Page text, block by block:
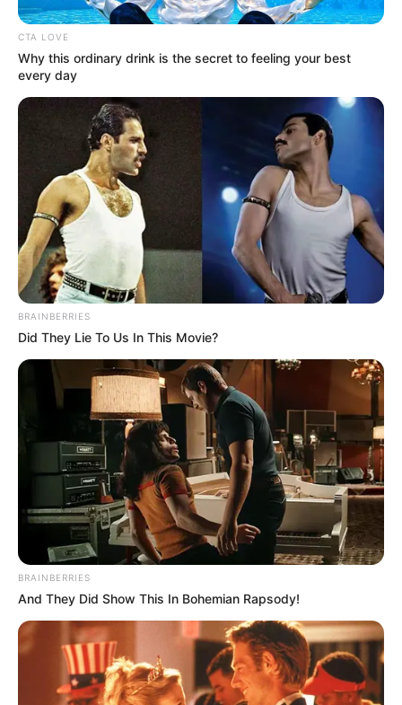
Ο «Μαύρος Ιππότης» ο εξωγήινος
δορυφόρος σε τροχιά γύρω από τη Γη...
Πέμπτη, 22 Σεπτεμβρίου 2022, 19:25
Ο «Μαύρος Ιππότης» ο εξωγήινος...
Ο Βαρθολομαίος μας δείχνει
ότι η ίδια η εκκλησία είναι με
τον...
Η ΜΕΓΑΛΗ ΑΠΑΤΗ ΤΗΣ
ΑΝΑΔΑΣΩΣΗΣ. ΠΟΣΑ
ΜΥΣΤΙΚΑ ΤΟΥ ΔΑΣΟΥΣ ΜΑΣ
ΚΡΥΒΟΥΝ ΓΙΑ...
ΧΤΥΠΟΥΝ ΤΑ ΤΥΜΠΑΝΑ ΤΟΥ
ΠΟΛΕΜΟΥ. ΤΟ ΛΥΚΑΥΓΕΣ
ΕΙΝΑΙ ΕΔΩ. ΟΛΑ ΤΑ ΠΟΥΛΙΑ...
Το τέρας που ζει στις
υπόγειες στοές του Αγίου
CTA LOVE
Why this ordinary drink is the secret to feeling your best
every day
BRAINBERRIES
Did They Lie To Us In This Movie?
BRAINBERRIES
And They Did Show This In Bohemian Rapsody!